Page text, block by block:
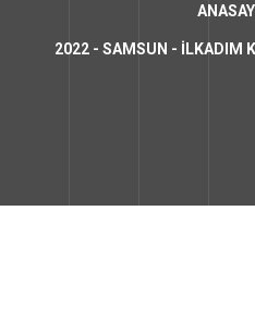
2022 - SAMSUN - İLKADIM